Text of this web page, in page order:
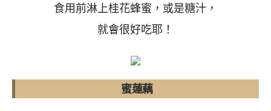
食用前淋上桂花蜂蜜，或是糖汁，
就會很好吃耶！
蜜蓮藕